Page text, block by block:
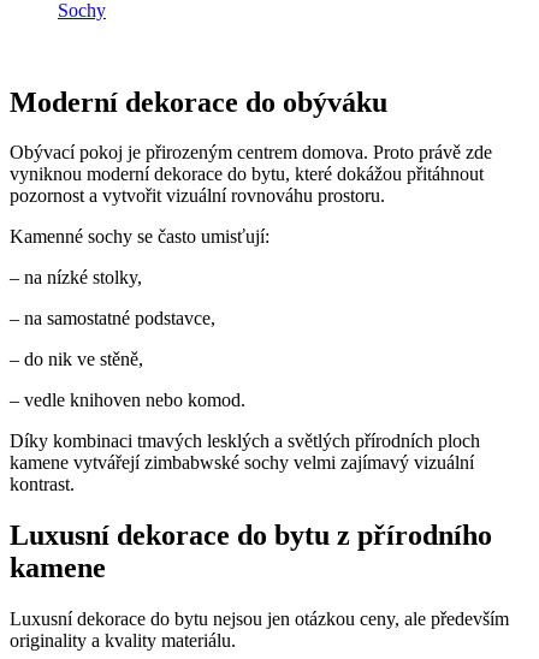
Sochy
Moderní dekorace do obýváku
Obývací pokoj je přirozeným centrem domova. Proto právě zde
vyniknou moderní dekorace do bytu, které dokážou přitáhnout
pozornost a vytvořit vizuální rovnováhu prostoru.
Kamenné sochy se často umisťují:
– na nízké stolky,
– na samostatné podstavce,
– do nik ve stěně,
– vedle knihoven nebo komod.
Díky kombinaci tmavých lesklých a světlých přírodních ploch
kamene vytvářejí zimbabwské sochy velmi zajímavý vizuální
kontrast.
Luxusní dekorace do bytu z přírodního
kamene
Luxusní dekorace do bytu nejsou jen otázkou ceny, ale především
originality a kvality materiálu.